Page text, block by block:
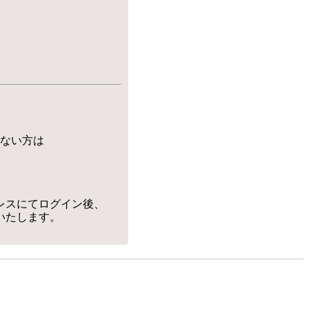
い方は
にてログイン後、
します。